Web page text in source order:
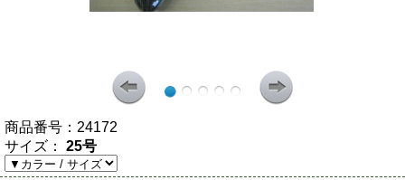
商品番号： 24172
サイズ： 25号